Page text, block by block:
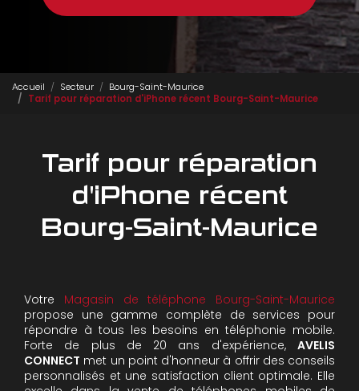
Accueil Secteur
Bourg-Saint-Maurice
Tarif pour réparation d'iPhone récent Bourg-Saint-Maurice
Tarif pour réparation
d'iPhone récent
Bourg-Saint-Maurice
Votre Magasin de téléphone Bourg-Saint-Maurice
propose une gamme complète de services pour
répondre à tous les besoins en téléphonie mobile.
Forte de plus de 20 ans d'expérience, AVELIS
CONNECT met un point d'honneur à offrir des conseils
personnalisés et une satisfaction client optimale. Elle